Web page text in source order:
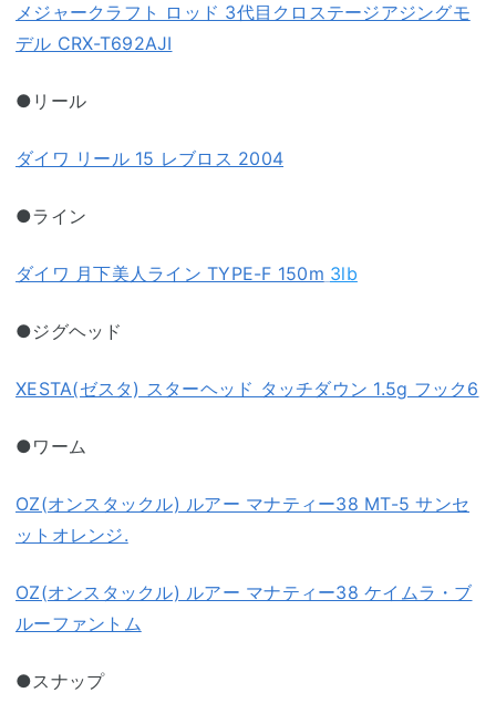
メジャークラフト ロッド 3代目クロステージアジングモ
デル CRX-T692AJI
●リール
ダイワ リール 15 レブロス 2004
●ライン
ダイワ 月下美人ライン TYPE-F 150m 3lb
●ジグヘッド
XESTA(ゼスタ) スターヘッド タッチダウン 1.5g フック6
●ワーム
OZ(オンスタックル) ルアー マナティー38 MT-5 サンセ
ットオレンジ.
OZ(オンスタックル) ルアー マナティー38 ケイムラ・ブ
ルーファントム
●スナップ